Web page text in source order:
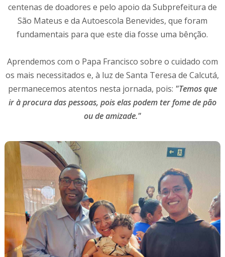
centenas de doadores e pelo apoio da Subprefeitura de
São Mateus e da Autoescola Benevides, que foram
fundamentais para que este dia fosse uma bênção.
Aprendemos com o Papa Francisco sobre o cuidado com
os mais necessitados e, à luz de Santa Teresa de Calcutá,
permanecemos atentos nesta jornada, pois: "Temos que
ir à procura das pessoas, pois elas podem ter fome de pão
ou de amizade."